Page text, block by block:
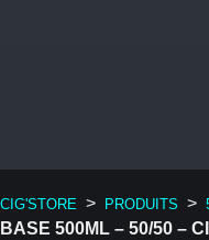
CIG'STORE > PRODUITS >
BASE 500ML – 50/50 –